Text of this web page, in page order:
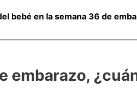
bebé en la semana 36 de
embarazo,